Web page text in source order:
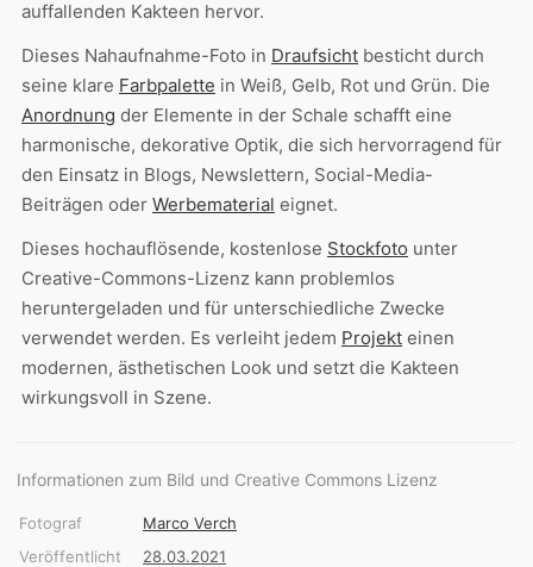
auffallenden Kakteen hervor.
Dieses Nahaufnahme-Foto in Draufsicht besticht durch
seine klare Farbpalette in Weiß, Gelb, Rot und Grün. Die
Anordnung der Elemente in der Schale schafft eine
harmonische, dekorative Optik, die sich hervorragend für
den Einsatz in Blogs, Newslettern, Social-Media-
Beiträgen oder Werbematerial eignet.
Dieses hochauflösende, kostenlose Stockfoto unter
Creative-Commons-Lizenz kann problemlos
heruntergeladen und für unterschiedliche Zwecke
verwendet werden. Es verleiht jedem Projekt einen
modernen, ästhetischen Look und setzt die Kakteen
wirkungsvoll in Szene.
Informationen zum Bild und Creative Commons Lizenz
Fotograf
Marco Verch
Veröffentlicht
28.03.2021